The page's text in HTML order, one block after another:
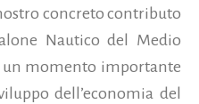
concreto contributo
Nautico del Medio
un momento importante
dell’economia del